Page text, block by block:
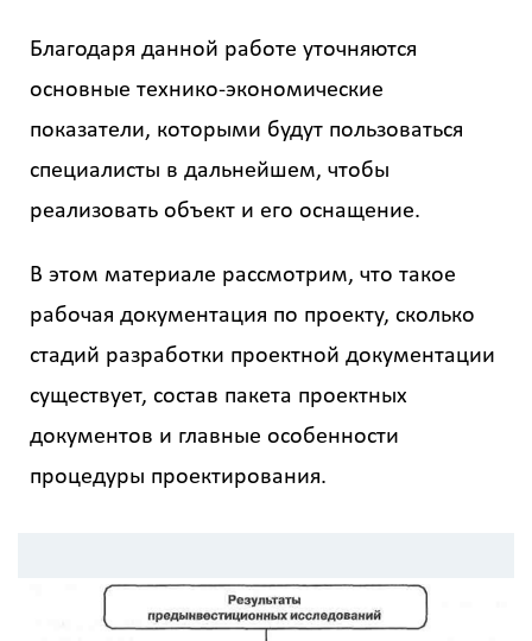
Благодаря данной работе уточняются
основные технико-экономические
показатели, которыми будут пользоваться
специалисты в дальнейшем, чтобы
реализовать объект и его оснащение.
В этом материале рассмотрим, что такое
рабочая документация по проекту, сколько
стадий разработки проектной документации
существует, состав пакета проектных
документов и главные особенности
процедуры проектирования.